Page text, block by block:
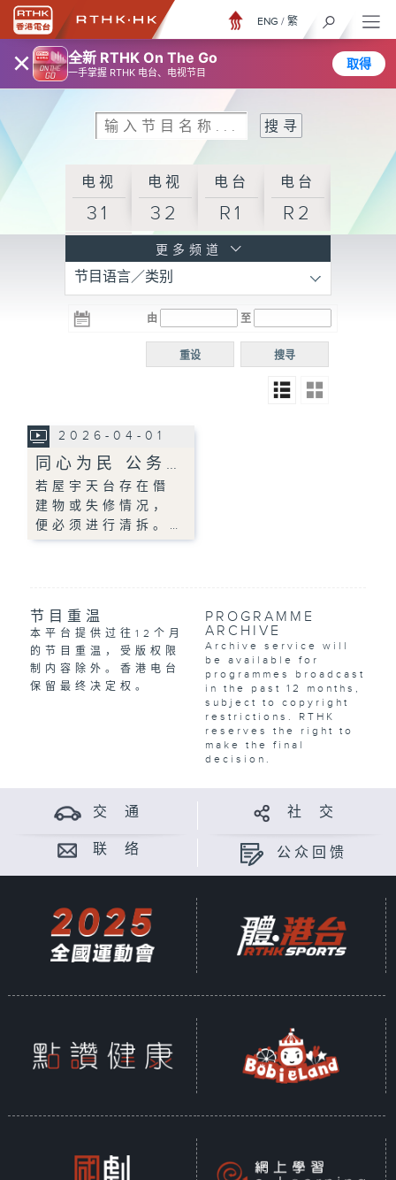
× 全新 RTHK On The Go
一手掌握 RTHK 电台、电视节目
取得
ENG / 繁
电视
31
电视
32
电台
R1
电台
R2
R3
电台 电台
R5
电台
普通
更多频道
节目语言／类别
由 至
搜寻
重设
2026-04-01
同心为民 公务…
若屋宇天台存在僭
建物或失修情况，
便必须进行清拆。…
节目重温
本平台提供过往12个月
的节目重温，受版权限
制内容除外。香港电台
保留最终决定权。
PROGRAMME
ARCHIVE
Archive service will
be available for
programmes broadcast
in the past 12 months,
subject to copyright
restrictions. RTHK
reserves the right to
make the final
decision.
交 通 社 交
联 络 公众回馈